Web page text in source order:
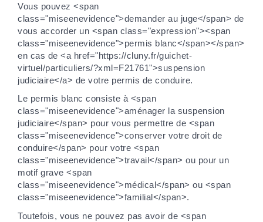
Vous pouvez <span
class="miseenevidence">demander au juge</span> de
vous accorder un <span class="expression"><span
class="miseenevidence">permis blanc</span></span>
en cas de <a href="https://cluny.fr/guichet-
virtuel/particuliers/?xml=F21761">suspension
judiciaire</a> de votre permis de conduire.
Le permis blanc consiste à <span
class="miseenevidence">aménager la suspension
judiciaire</span> pour vous permettre de <span
class="miseenevidence">conserver votre droit de
conduire</span> pour votre <span
class="miseenevidence">travail</span> ou pour un
motif grave <span
class="miseenevidence">médical</span> ou <span
class="miseenevidence">familial</span>.
Toutefois, vous ne pouvez pas avoir de <span